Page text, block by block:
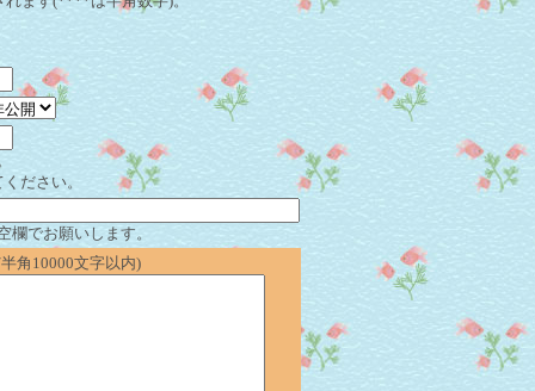
ださい。
でお願いします。
角10000文字以内)